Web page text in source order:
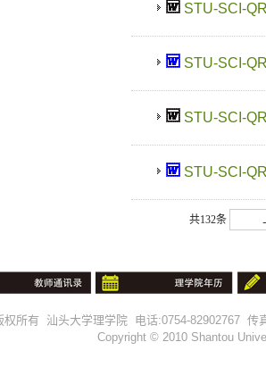
STU-SCI-
STU-SCI-
STU-SCI-
STU-SCI-
共132条
权所有 汕头大学理学院 电话:0754-82902767 传
Copyright © 2010 Shantou